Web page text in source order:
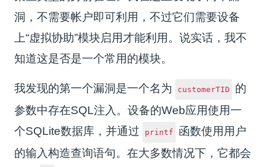
洞，不需要帐户即可利用，不过它们需要设备
上“虚拟协助”模块启用才能利用。说实话，我不
知道这是否是一个常用的模块。
我发现的第一个漏洞是一个名为 customerTID
的
参数中存在SQL注入。设备的Web应用使用一
个SQLite数据库，并通过
printf
函数使用用户
的输入构造查询语句。在大多数情况下，它都会